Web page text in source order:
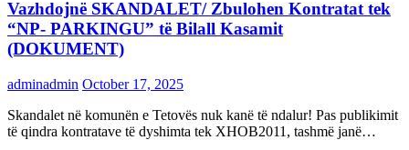
Vazhdojnë SKANDALET/ Zbulohen Kontratat tek
“NP- PARKINGU” të Bilall Kasamit
(DOKUMENT)
adminadmin October 17, 2025
Skandalet në komunën e Tetovës nuk kanë të ndalur! Pas publikimit
të qindra kontratave të dyshimta tek XHOB2011, tashmë janë…